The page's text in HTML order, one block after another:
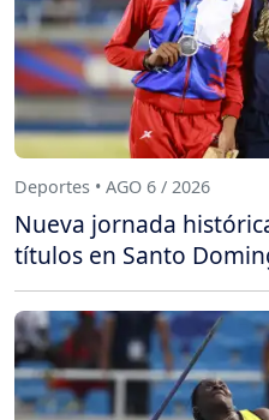
Deportes • AGO 6 / 2026
Nueva jornada
títulos en Santo